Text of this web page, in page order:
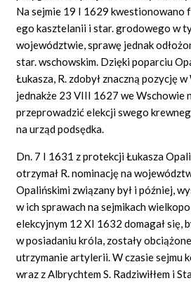
Na sejmie 19 I 1629 kwestionowano
ego kasztelanii i star. grodowego w
województwie, sprawę jednak
star. wschowskim. Dzięki poparciu
Łukasza, R. zdobył znaczną pozycję
jednakże 23 VIII 1627 we Wschowie
przeprowadzić elekcji swego
na urząd podsędka.
Dn. 7 I 1631 z protekcji Łukasza
otrzymał R. nominację na
Opalińskimi związany był i później,
w ich sprawach na sejmikach
elekcyjnym 12 XI 1632 domagał się,
w posiadaniu króla, zostały
utrzymanie artylerii. W czasie sejmu
wraz z Albrychtem S. Radziwiłłem i